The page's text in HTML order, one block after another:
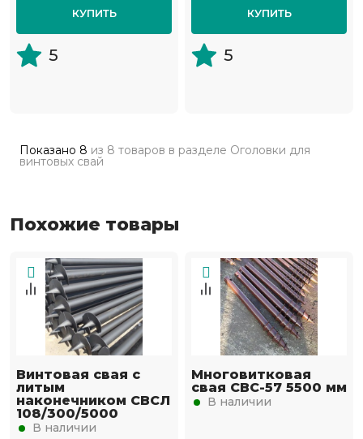
КУПИТЬ
5
КУПИТЬ
5
Показано 8 из 8 товаров в разделе Оголовки для
винтовых свай
Похожие товары
Винтовая свая с
литым
наконечником СВСЛ
108/300/5000
В наличии
Многовитковая
свая СВС-57 5500 мм
В наличии